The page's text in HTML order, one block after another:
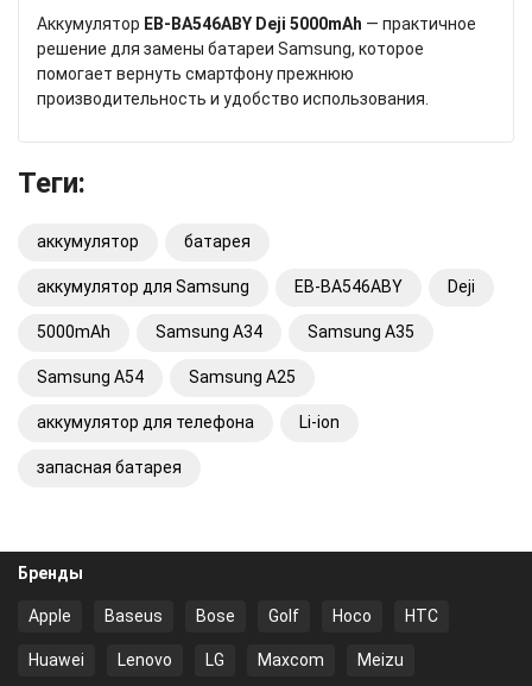
Аккумулятор EB-BA546ABY Deji 5000mAh — практичное
решение для замены батареи Samsung, которое
помогает вернуть смартфону прежнюю
производительность и удобство использования.
Теги:
аккумулятор батарея
аккумулятор для Samsung EB-BA546ABY Deji
5000mAh Samsung A34 Samsung A35
Samsung A54 Samsung A25
аккумулятор для телефона Li-ion
запасная батарея
Бренды
Apple Baseus Bose Golf Hoco HTC
Huawei Lenovo LG Maxcom Meizu